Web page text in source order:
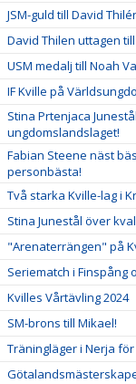
JSM-guld till David
David Thilen uttagen
USM medalj till Noah
IF Kville på
Stina Prtenjaca
ungdomslandslaget!
Fabian Steene näst
personbästa!
Två starka Kville-lag i
Stina Junestål över
"Arenaterrängen" på
Seriematch i Finspång
Kvilles Vårtävling 2024
SM-brons till Mikael!
Träningläger i Nerja